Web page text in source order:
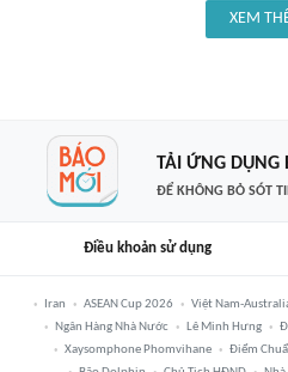
XEM
TẢI ỨNG DỤNG
ĐỂ KHÔNG BỎ SÓT
Điều khoản sử dụng
Iran ASEAN Cup 2026 Việt Nam-
Ngân Hàng Nhà Nước
Lê Minh Hưng
Xaysomphone Phomvihane
Điểm